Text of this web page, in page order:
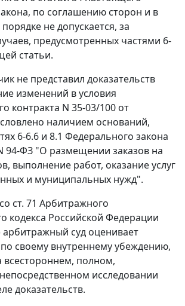
по соглашению сторон и в
не допускается, за
предусмотренных частями 6-
статьи.
не представил доказательств
изменений в условия
контракта N 35-03/100 от
наличием оснований,
6-6.6 и 8.1 Федерального закона
94-ФЗ "О размещении заказов на
выполнение работ, оказание услуг
и муниципальных нужд".
ст. 71 Арбитражного
кодекса Российской Федерации
суд оценивает
по своему внутреннему убеждению,
всестороннем, полном,
исследовании
доказательств.